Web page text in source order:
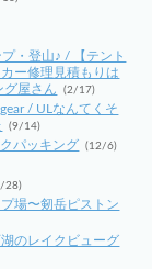
・登山♪ / 【テント
ー修理見積もりは
グ屋さん
(2/17)
/ ULなんてくそ
(9/14)
パッキング (12/6)
28)
場〜剱岳ピストン
のレイクビューグ